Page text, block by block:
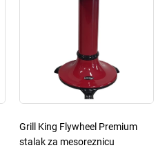
Grill King Flywheel Premium
stalak za mesoreznicu